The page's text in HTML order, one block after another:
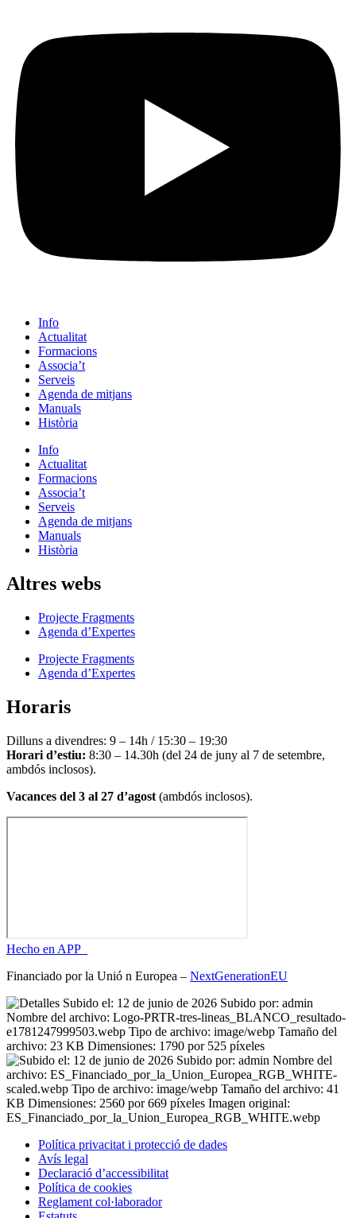
Info
Actualitat
Formacions
Associa’t
Serveis
Agenda de mitjans
Manuals
Història
Info
Actualitat
Formacions
Associa’t
Serveis
Agenda de mitjans
Manuals
Història
Altres webs
Projecte Fragments
Agenda d’Expertes
Projecte Fragments
Agenda d’Expertes
Horaris
Dilluns a divendres: 9 – 14h / 15:30 – 19:30
Horari d’estiu: 8:30 – 14.30h (del 24 de juny al 7 de setembre,
ambdós inclosos).
Vacances del 3 al 27 d’agost (ambdós inclosos).
Hecho en APP_
Financiado por la Unió n Europea – NextGenerationEU
Política privacitat i protecció de dades
Avís legal
Declaració d’accessibilitat
Política de cookies
Reglament col·laborador